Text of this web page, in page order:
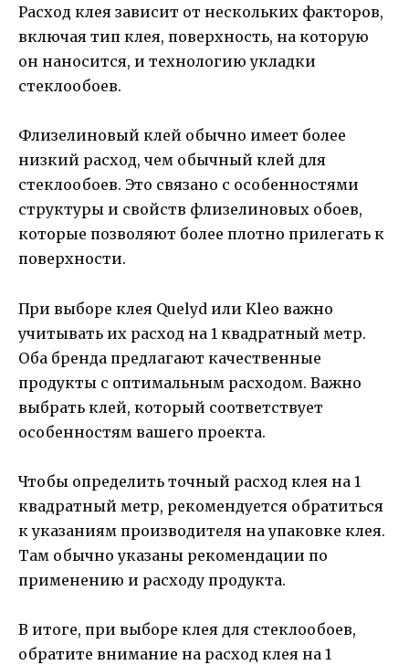
Расход клея зависит от нескольких факторов,
включая тип клея, поверхность, на которую
он наносится, и технологию укладки
стеклообоев.
Флизелиновый клей обычно имеет более
низкий расход, чем обычный клей для
стеклообоев. Это связано с особенностями
структуры и свойств флизелиновых обоев,
которые позволяют более плотно прилегать к
поверхности.
При выборе клея Quelyd или Kleo важно
учитывать их расход на 1 квадратный метр.
Оба бренда предлагают качественные
продукты с оптимальным расходом. Важно
выбрать клей, который соответствует
особенностям вашего проекта.
Чтобы определить точный расход клея на 1
квадратный метр, рекомендуется обратиться
к указаниям производителя на упаковке клея.
Там обычно указаны рекомендации по
применению и расходу продукта.
В итоге, при выборе клея для стеклообоев,
обратите внимание на расход клея на 1